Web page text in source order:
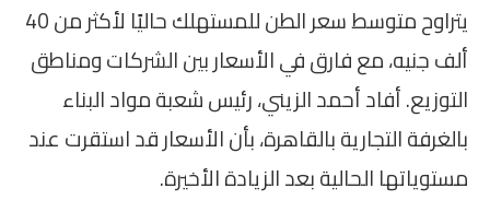
يتراوح متوسط سعر الطن للمستهلك حاليًا لأكثر من 40
ألف جنيه، مع فارق في الأسعار بين الشركات ومناطق
التوزيع. أفاد أحمد الزيني، رئيس شعبة مواد البناء
بالغرفة التجارية بالقاهرة، بأن الأسعار قد استقرت عند
مستوياتها الحالية بعد الزيادة الأخيرة.